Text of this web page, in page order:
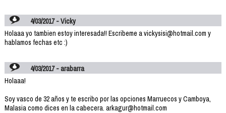
4/03/2017 - Vicky
Holaaa yo tambien estoy interesada!! Escribeme a vickysisi@hotmail.com y
hablamos fechas etc :)
4/03/2017 - arabarra
Holaaa!
Soy vasco de 32 años y te escribo por las opciones Marruecos y Camboya,
Malasia como dices en la cabecera. arkagur@hotmail.com